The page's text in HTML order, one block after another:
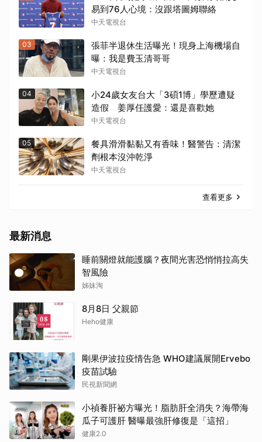
易到76人心境：沒跟塔圖姆聯絡
中天電視台
03
張菲半退休生活曝光！現身上海機場自
曝：我是費玉清哥哥
中天電視台
04
小24歲女友台大「3碩1博」學歷遭疑
造假 姜厚任護愛：還是喜歡她
中天電視台
05
餐具滑滑黏黏又有香味！醫警告：清潔
劑根本沒沖乾淨
中天電視台
查看更多
最新消息
睡前關燈就能護腦？夜間光害恐悄悄拉高失
智風險
姊妹淘
8月8日 父親節
Heho健康
剛果伊波拉疫情告急 WHO建議展開Ervebo
疫苗試驗
民視新聞網
小禎養肝祕方曝光！脂肪肝全消失？海帶海
瓜子可護肝 醫曝最強肝修復是「這招」
健康2.0